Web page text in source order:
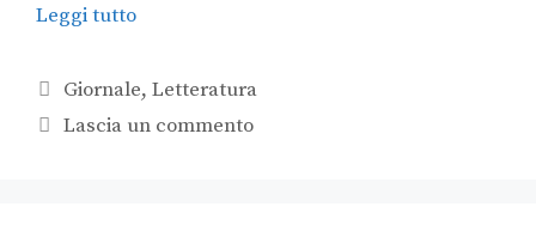
Leggi tutto
Giornale,Letteratura
Lascia un commento